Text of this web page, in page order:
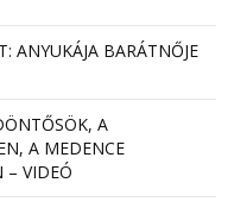
ANYUKÁJA BARÁTNŐJE
A
A MEDENCE
– VIDEÓ